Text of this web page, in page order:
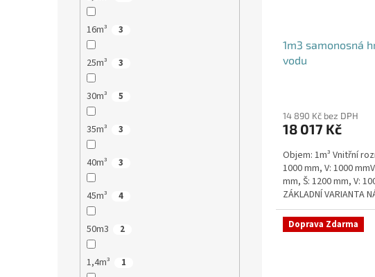
16m³ 3
25m³ 3
30m³ 5
35m³ 3
40m³ 3
45m³ 4
50m3 2
1,4m³ 1
1m3 samonosná
vodu
produktu
je
z
5
hvězdiček.
14 890 Kč bez DPH
18 017 Kč
Objem: 1m³ Vnitřní
1000 mm, V: 1000
mm, Š: 1200 mm, V:
ZÁKLADNÍ VARIANTA
VYSTUŽENÍ. NA PŘÁNÍ...
Doprava Zdarma